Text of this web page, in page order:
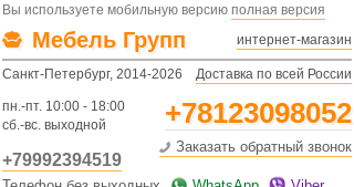
Вы используете мобильную версию полная версия
Мебель Групп интернет-магазин
Санкт-Петербург, 2014-2026 Доставка по всей России
пн.-пт. 10:00 - 18:00
сб.-вс. выходной
+78123098052
+79992394519
Заказать обратный звонок